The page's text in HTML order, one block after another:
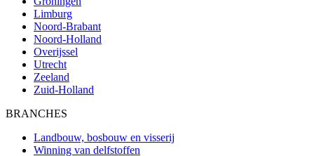
Limburg
Noord-Brabant
Noord-Holland
Overijssel
Utrecht
Zeeland
Zuid-Holland
BRANCHES
Landbouw, bosbouw en visserij
Winning van delfstoffen